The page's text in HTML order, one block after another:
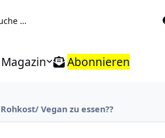
…
Magazin Abonnieren
Vegan zu essen??